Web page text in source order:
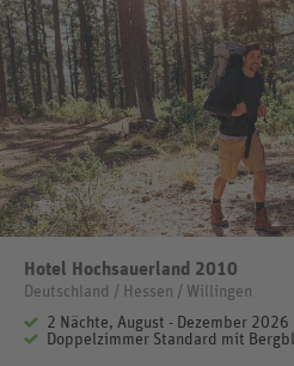
Hotel Hochsauerland 2010
Deutschland / Hessen / Willingen
2 Nächte, August - Dezember 2026
Doppelzimmer Standard mit